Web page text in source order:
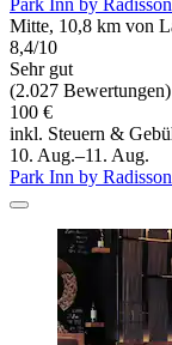
Park Inn by
Mitte, 10,8 km von
8,4/10
Sehr gut
(2.027 Bewertungen)
100 €
inkl. Steuern &
10. Aug.–11. Aug.
Park Inn by